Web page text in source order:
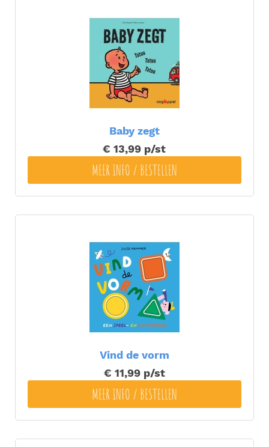
Baby zegt
€ 13,99 p/st
MEER INFO / BESTELLEN
Vind de vorm
€ 11,99 p/st
MEER INFO / BESTELLEN